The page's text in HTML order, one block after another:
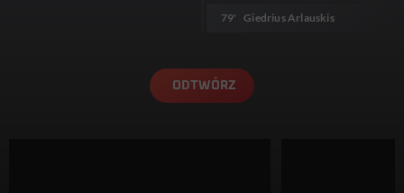
Giedrius Arlauskis
79'
ODTWÓRZ